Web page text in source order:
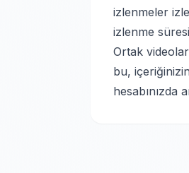
izlenmeler
izlenme
Ortak
bu,
hesabınızda